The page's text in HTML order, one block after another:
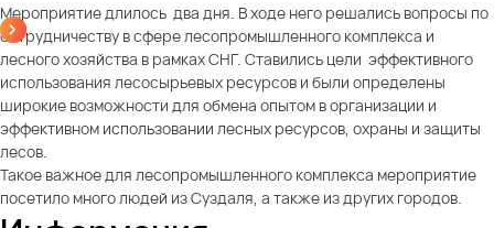
Мероприятие длилось два дня. В ходе него решались вопросы по
сотрудничеству в сфере лесопромышленного комплекса и
лесного хозяйства в рамках СНГ. Ставились цели эффективного
использования лесосырьевых ресурсов и были определены
широкие возможности для обмена опытом в организации и
эффективном использовании лесных ресурсов, охраны и защиты
лесов.
Такое важное для лесопромышленного комплекса мероприятие
посетило много людей из Суздаля, а также из других городов.